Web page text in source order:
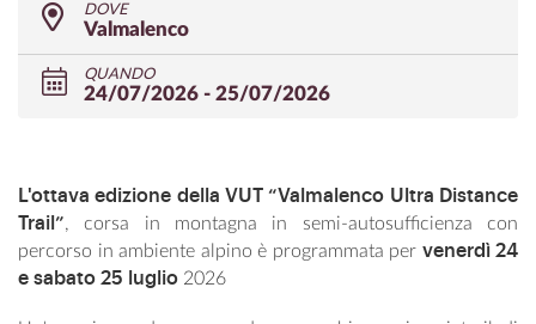
DOVE
Valmalenco
QUANDO
24/07/2026 - 25/07/2026
L'ottava edizione della VUT “Valmalenco Ultra Distance
Trail”, corsa in montagna in semi-autosufficienza con
percorso in ambiente alpino è programmata per venerdì 24
e sabato 25 luglio 2026